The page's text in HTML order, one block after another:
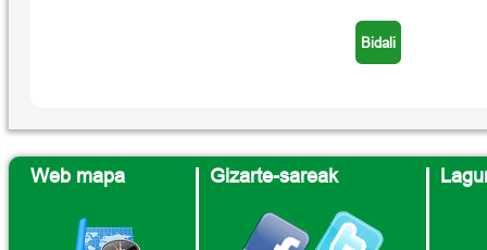
Web mapa Gizarte-sareak